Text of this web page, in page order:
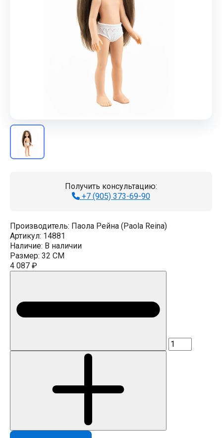
Получить консультацию:
+7 (905) 373-69-90
Производитель: Паола Рейна (Paola Reina)
Артикул: 14881
Наличие: В наличии
Размер: 32 CM
4 087 ₽